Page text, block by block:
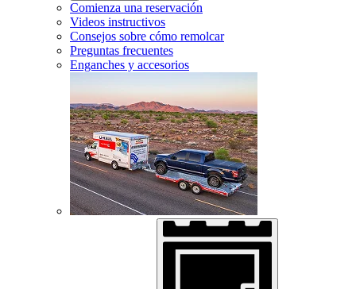
Comienza una reservación
Videos instructivos
Consejos sobre cómo remolcar
Preguntas frecuentes
Enganches y accesorios